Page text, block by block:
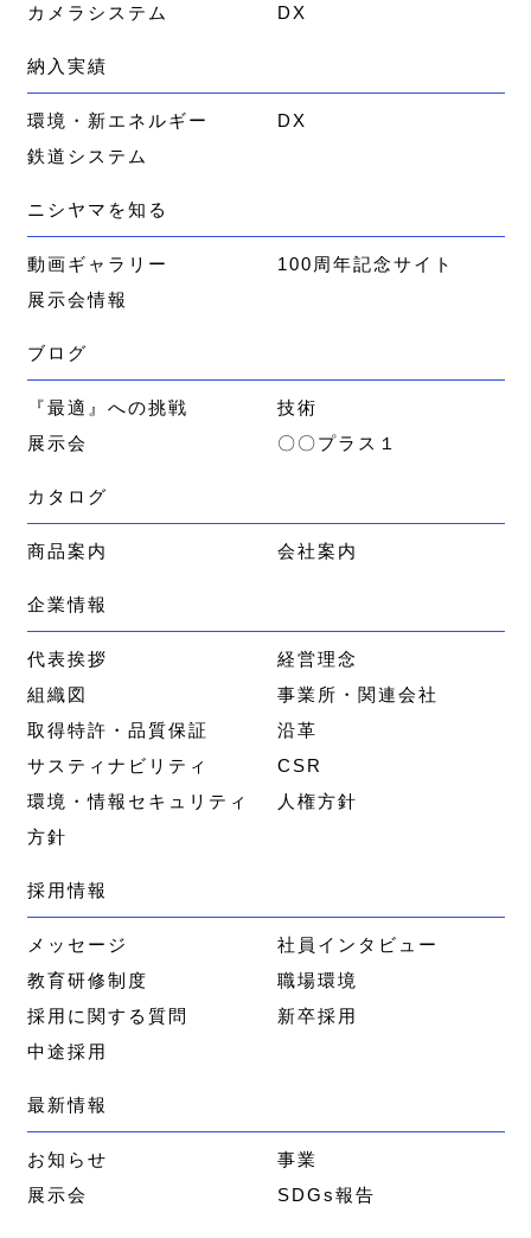
カメラシステム
DX
納入実績
環境・新エネルギー
DX
鉄道システム
ニシヤマを知る
動画ギャラリー
100周年記念サイト
展示会情報
ブログ
『最適』への挑戦
技術
展示会
〇〇プラス１
カタログ
商品案内 会社案内
企業情報
代表挨拶
経営理念
組織図
事業所・関連会社
取得特許・品質保証
沿革
サスティナビリティ
CSR
環境・情報セキュリティ
方針
人権方針
採用情報
メッセージ
社員インタビュー
教育研修制度
職場環境
採用に関する質問
新卒採用
中途採用
最新情報
お知らせ
事業
展示会
SDGs報告